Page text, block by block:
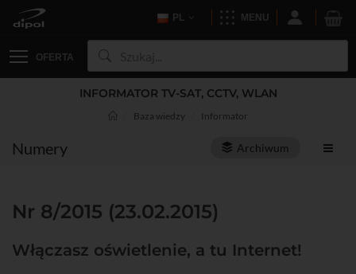
PL MENU
OFERTA
INFORMATOR TV-SAT, CCTV, WLAN
Baza wiedzy Informator
Numery Archiwum
Nr 8/2015 (23.02.2015)
Włączasz oświetlenie, a tu Internet!